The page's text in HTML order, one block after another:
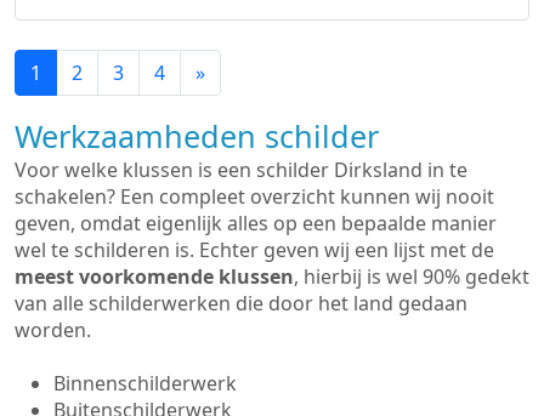
1 2 3 4 »
Werkzaamheden schilder
Voor welke klussen is een schilder Dirksland in te
schakelen? Een compleet overzicht kunnen wij nooit
geven, omdat eigenlijk alles op een bepaalde manier
wel te schilderen is. Echter geven wij een lijst met de
meest voorkomende klussen, hierbij is wel 90% gedekt
van alle schilderwerken die door het land gedaan
worden.
Binnenschilderwerk
Buitenschilderwerk